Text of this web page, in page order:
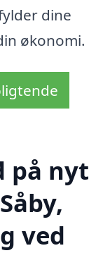
dine
økonomi.
på nyt
ved